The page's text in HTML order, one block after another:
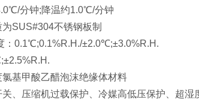
分钟;降温约1.0℃/分钟
不锈钢板制
0.1℃;0.1%R.H./±2.0℃;±3.0%R.H.
甲酸乙醋泡沫绝缘体材料
压缩机过载保护、冷媒高低压保护、超湿